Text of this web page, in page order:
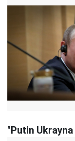
"Putin